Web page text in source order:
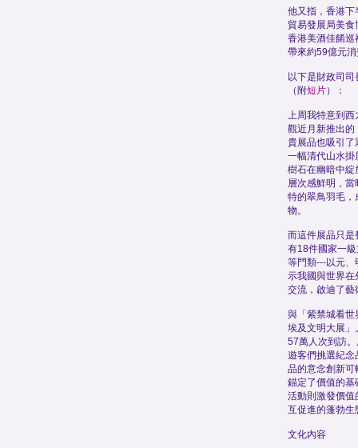
他又指，香港
貿易發展局美
香港美酒佳餚
帶來約59億元
以下是財政司
（附短片）：
上周我特意到西
觀近月新推出的
貴展品也吸引了
一幅清代山水掛
樹石在幽暗中綻
層次感鮮明，
特的翠鳥羽毛，
物。
而這件展品只
有18件國家一
等門類---以元
示我國與世界在
交流，啟迪了藝
與「紫禁城看世
埃及文明大展」
57萬人次到訪
遊客們挑選紀念
品的意念創新可
錨定了價值的基
活動則激發價值
互促進的蓬勃生
文化內容